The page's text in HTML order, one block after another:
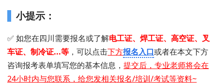
小提示：
✅ 如您在四川需要 报名或了解电工证 、 焊工证 、 高空证、叉
车证、制冷证...等 ，可以点击下方报名入口或者在本文下方
咨询报考表单填写您的基本信息， 提交后，专业老师将会在
24小时内与您联系，给您发相关报名/培训/考试等资料~